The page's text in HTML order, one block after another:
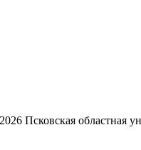
2026 Псковская областная